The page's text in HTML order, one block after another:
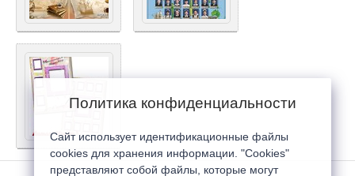
Политика конфиденциальности
Сайт использует идентификационные файлы
cookies для хранения информации. "Cookies"
представляют собой файлы, которые могут